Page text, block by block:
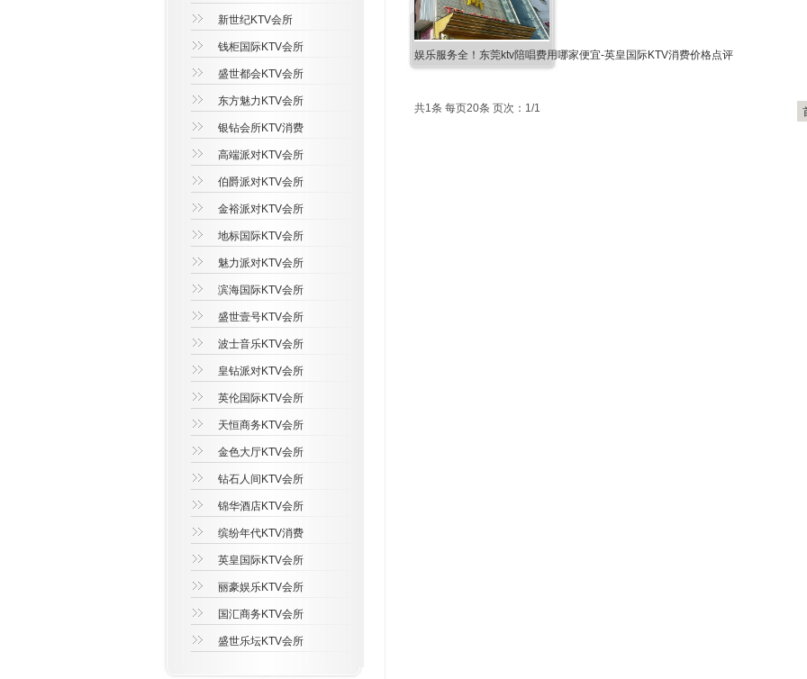
娱乐服务全！东莞ktv陪唱费用哪家便宜-英皇国际KTV消费价格点评
共1条 每页20条 页次：1/1
新世纪KTV会所
钱柜国际KTV会所
盛世都会KTV会所
东方魅力KTV会所
银钻会所KTV消费
高端派对KTV会所
伯爵派对KTV会所
金裕派对KTV会所
地标国际KTV会所
魅力派对KTV会所
滨海国际KTV会所
盛世壹号KTV会所
波士音乐KTV会所
皇钻派对KTV会所
英伦国际KTV会所
天恒商务KTV会所
金色大厅KTV会所
钻石人间KTV会所
锦华酒店KTV会所
缤纷年代KTV消费
英皇国际KTV会所
丽豪娱乐KTV会所
国汇商务KTV会所
盛世乐坛KTV会所